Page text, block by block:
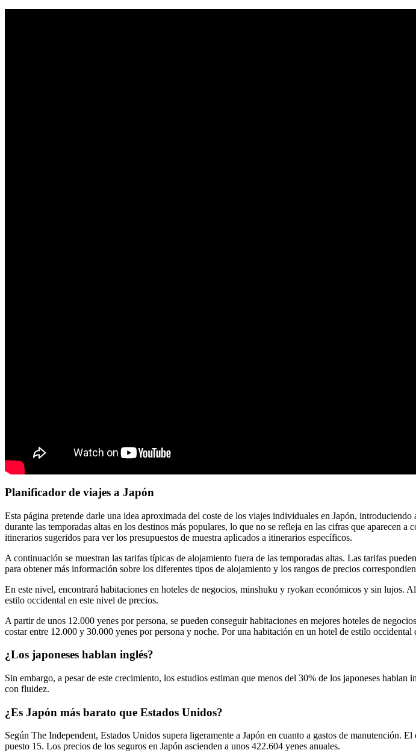
Planificador de viajes a Japón
Esta página pretende darle una idea aproximada del coste de los viajes individuales en Japón,
durante las temporadas altas en los destinos más populares, lo que no se refleja en las cifras que aparecen
itinerarios sugeridos para ver los presupuestos de muestra aplicados a itinerarios específicos.
A continuación se muestran las tarifas típicas de alojamiento fuera de las temporadas altas. Las tarifas
para obtener más información sobre los diferentes tipos de alojamiento y los rangos de precios
En este nivel, encontrará habitaciones en hoteles de negocios, minshuku y ryokan económicos y sin lujos.
estilo occidental en este nivel de precios.
A partir de unos 12.000 yenes por persona, se pueden conseguir habitaciones en mejores hoteles de
costar entre 12.000 y 30.000 yenes por persona y noche. Por una habitación en un hotel de estilo
¿Los japoneses hablan inglés?
Sin embargo, a pesar de este crecimiento, los estudios estiman que menos del 30% de los japoneses
con fluidez.
¿Es Japón más barato que Estados Unidos?
Según The Independent, Estados Unidos supera ligeramente a Japón en cuanto a gastos de manutención.
puesto 15. Los precios de los seguros en Japón ascienden a unos 422.604 yenes anuales.